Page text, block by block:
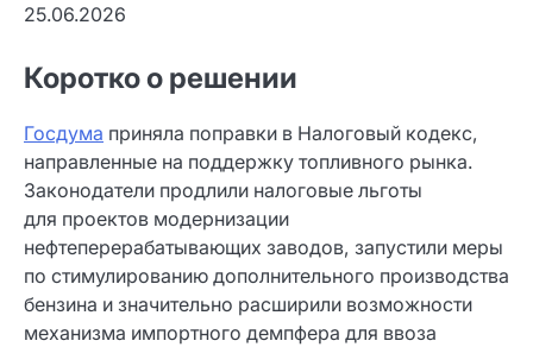
25.06.2026
Коротко о решении
Госдума приняла поправки в Налоговый кодекс,
направленные на поддержку топливного рынка.
Законодатели продлили налоговые льготы
для проектов модернизации
нефтеперерабатывающих заводов, запустили меры
по стимулированию дополнительного производства
бензина и значительно расширили возможности
механизма импортного демпфера для ввоза